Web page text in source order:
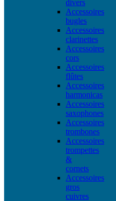
divers
Accessoires
bugles
Accessoires
clarinettes
Accessoires
cors
Accessoires
flûtes
Accessoires
harmonicas
Accessoires
saxophones
Accessoires
trombones
Accessoires
trompettes
&
cornets
Accessoires
gros
cuivres